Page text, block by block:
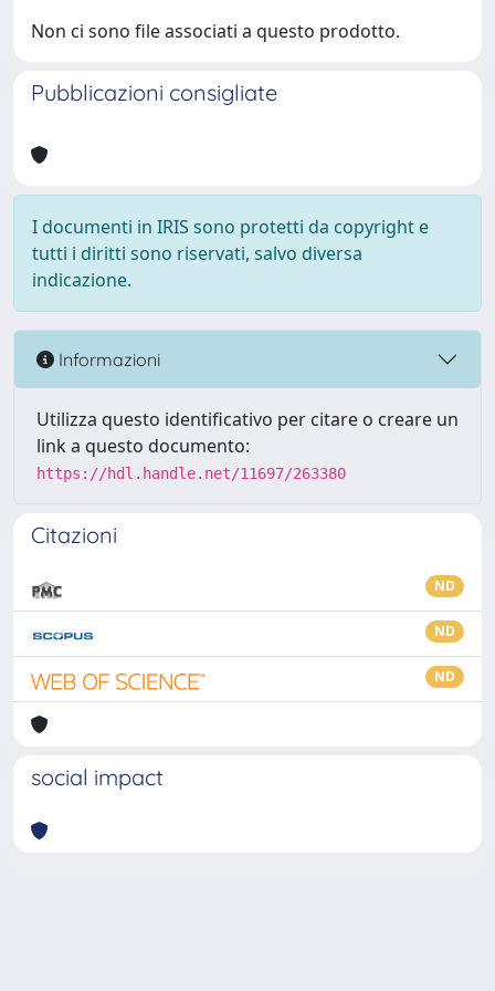
Non ci sono file associati a questo prodotto.
Pubblicazioni consigliate
I documenti in IRIS sono protetti da copyright e
tutti i diritti sono riservati, salvo diversa
indicazione.
Informazioni
Utilizza questo identificativo per citare o creare un
link a questo documento:
https://hdl.handle.net/11697/263380
Citazioni
ND
ND
ND
social impact